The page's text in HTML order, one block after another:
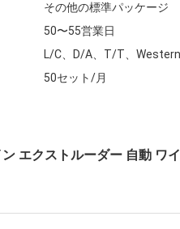
その他の標準パッケージ
50〜55営業日
L/C、D/A、T/T、Western
50セット/月
エクストルーダー 自動 ワ